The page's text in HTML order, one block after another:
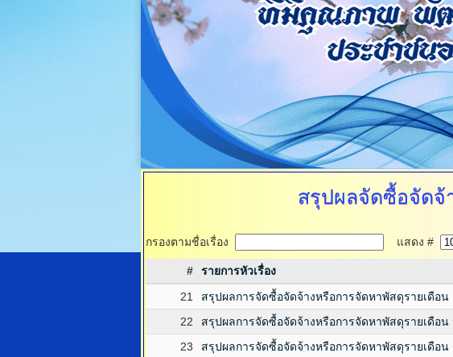
สรุปผลจัดซื้อจัดจ้
กรองตามชื่อเรื่อง แสดง #
# รายการหัวเรื่อง
21
สรุปผลการจัดซื้อจัดจ้างหรือการจัดหาพัสดุรายเดือ
22
สรุปผลการจัดซื้อจัดจ้างหรือการจัดหาพัสดุรายเดือ
23
สรุปผลการจัดซื้อจัดจ้างหรือการจัดหาพัสดุรายเดือ